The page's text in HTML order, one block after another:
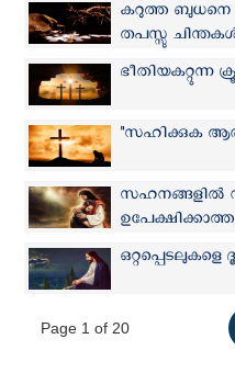
കറുത്ത ബുധനെ
തപസ്സു
ഭീതിയകറ്റുന്ന
"സഹിക്കുക
സഹനങ്ങളിൽ
Page 1 of 20